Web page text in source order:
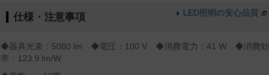
仕様・注意事項 LED照明の安心品質
◆器具光束：5080 lm ◆電圧：100 V ◆消費電力：41 W ◆消費効
率：123.9 lm/W